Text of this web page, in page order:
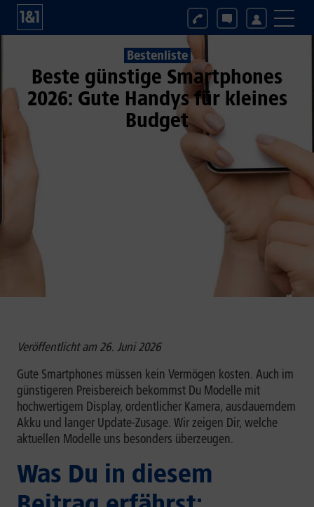
Bestenliste
Beste günstige Smartphones
2026: Gute Handys für kleines
Budget
Veröffentlicht am 26. Juni 2026
Gute Smartphones müssen kein Vermögen kosten. Auch im
günstigeren Preisbereich bekommst Du Modelle mit
hochwertigem Display, ordentlicher Kamera, ausdauerndem
Akku und langer Update-Zusage. Wir zeigen Dir, welche
aktuellen Modelle uns besonders überzeugen.
Was Du in diesem